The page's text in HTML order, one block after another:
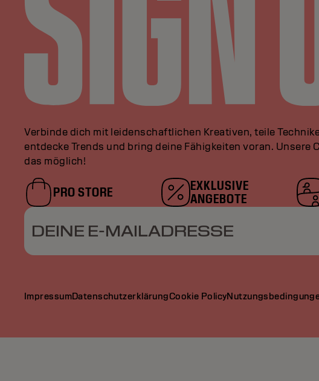
Verbinde dich mit leidenschaftlichen Kreativen, teile
entdecke Trends und bring deine Fähigkeiten voran. Unsere
das möglich!
PRO STORE
EXKLUSIVE
ANGEBOTE
DEINE E-MAILADRESSE
ImpressumDatenschutzerklärungCookie Policy